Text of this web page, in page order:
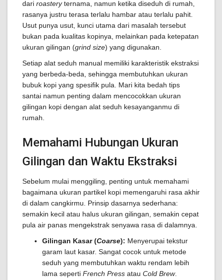
dari roasteryternama, namun ketika diseduh di rumah,
rasanya justru terasa terlalu hambar atau terlalu pahit.
Usut punya usut, kunci utama dari masalah tersebut
bukan pada kualitas kopinya, melainkan pada ketepatan
ukuran gilingan (grind size) yang digunakan.
Setiap alat seduh manual memiliki karakteristik ekstraksi
yang berbeda-beda, sehingga membutuhkan ukuran
bubuk kopi yang spesifik pula. Mari kita bedah tips
santai namun penting dalam mencocokkan ukuran
gilingan kopi dengan alat seduh kesayanganmu di
rumah.
Memahami Hubungan Ukuran
Gilingan dan Waktu Ekstraksi
Sebelum mulai menggiling, penting untuk memahami
bagaimana ukuran partikel kopi memengaruhi rasa akhir
di dalam cangkirmu. Prinsip dasarnya sederhana:
semakin kecil atau halus ukuran gilingan, semakin cepat
pula air panas mengekstrak senyawa rasa di dalamnya.
Gilingan Kasar (Coarse): Menyerupai tekstur
garam laut kasar. Sangat cocok untuk metode
seduh yang membutuhkan waktu rendam lebih
lama seperti French Press atau Cold Brew.